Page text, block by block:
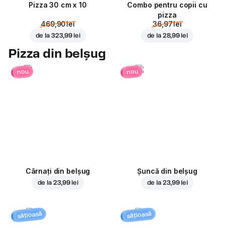
Pizza 30 cm x 10
469,90 lei
de la 323,99 lei
Combo pentru copii cu
pizza
36,97 lei
de la 28,99 lei
Pizza din belșug
nou
Cârnați din belșug
de la 23,99 lei
nou
Șuncă din belșug
de la 23,99 lei
sățioasă sățioasă